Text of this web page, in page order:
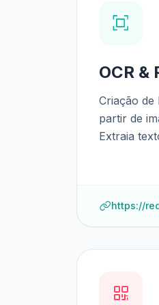
OCR &
Criação de
partir de
Extraia
https://